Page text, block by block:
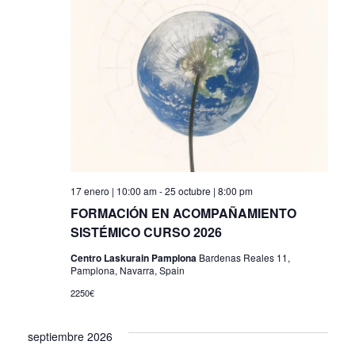
FORMACIÓN EN ACOMPAÑAMIENTO
SISTÉMICO CURSO 2026
17 enero | 10:00 am-25 octubre | 8:00 pm
Centro Laskurain Pamplona Bardenas Reales 11,
Pamplona, Navarra, Spain
2250€
septiembre 2026